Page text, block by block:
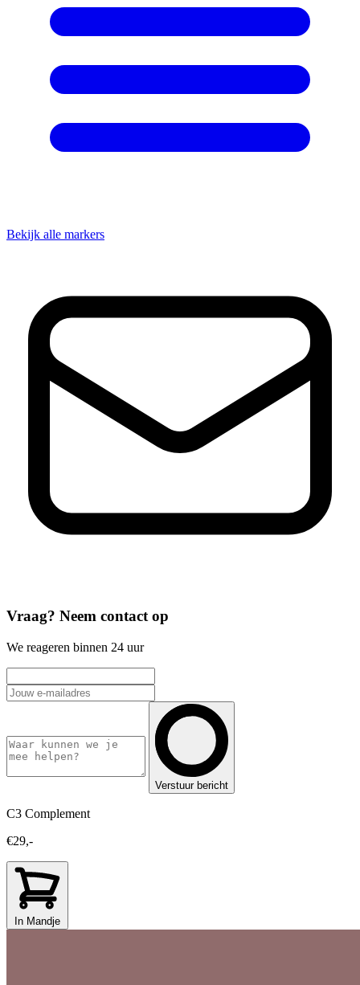
Bekijk alle markers
Vraag? Neem contact op
We reageren binnen 24 uur
Verstuur bericht
C3 Complement
€29,-
In Mandje